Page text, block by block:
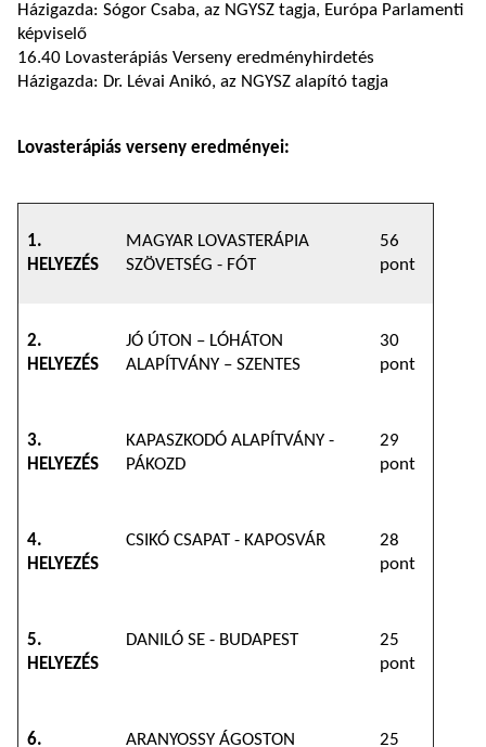
Házigazda: Sógor Csaba, az NGYSZ tagja, Európa Parlamenti
képviselő
16.40 Lovasterápiás Verseny eredményhirdetés
Házigazda: Dr. Lévai Anikó, az NGYSZ alapító tagja
Lovasterápiás verseny eredményei:
1.
HELYEZÉS
MAGYAR LOVASTERÁPIA
SZÖVETSÉG - FÓT
56
pont
2.
HELYEZÉS
JÓ ÚTON – LÓHÁTON
ALAPÍTVÁNY – SZENTES
30
pont
3.
HELYEZÉS
KAPASZKODÓ ALAPÍTVÁNY -
PÁKOZD
29
pont
4.
HELYEZÉS
CSIKÓ CSAPAT - KAPOSVÁR
28
pont
5.
HELYEZÉS
DANILÓ SE - BUDAPEST
25
pont
6.
ARANYOSSY ÁGOSTON
25